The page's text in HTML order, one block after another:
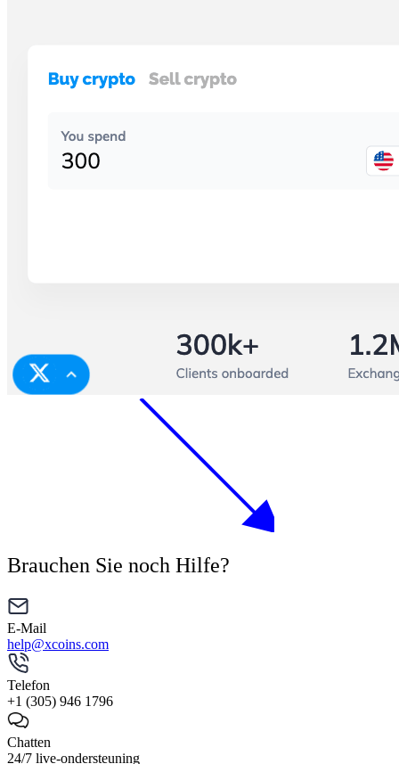
Brauchen Sie noch Hilfe?
E-Mail
help@xcoins.com
Telefon
+1 (305) 946 1796
Chatten
24/7 live-ondersteuning